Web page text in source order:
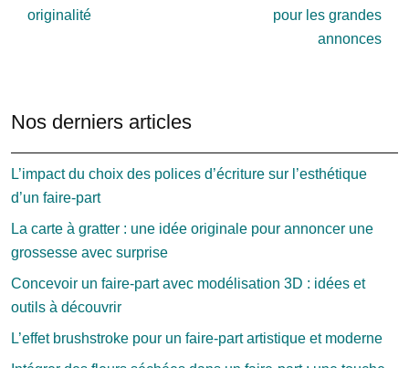
originalité
pour les grandes
annonces
Nos derniers articles
L’impact du choix des polices d’écriture sur l’esthétique
d’un faire-part
La carte à gratter : une idée originale pour annoncer une
grossesse avec surprise
Concevoir un faire-part avec modélisation 3D : idées et
outils à découvrir
L’effet brushstroke pour un faire-part artistique et moderne